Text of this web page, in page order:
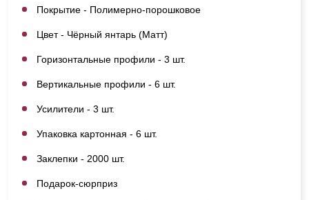
Покрытие - Полимерно-порошковое
Цвет - Чёрный янтарь (Матт)
Горизонтальные профили - 3 шт.
Вертикальные профили - 6 шт.
Усилители - 3 шт.
Упаковка картонная - 6 шт.
Заклепки - 2000 шт.
Подарок-сюрприз